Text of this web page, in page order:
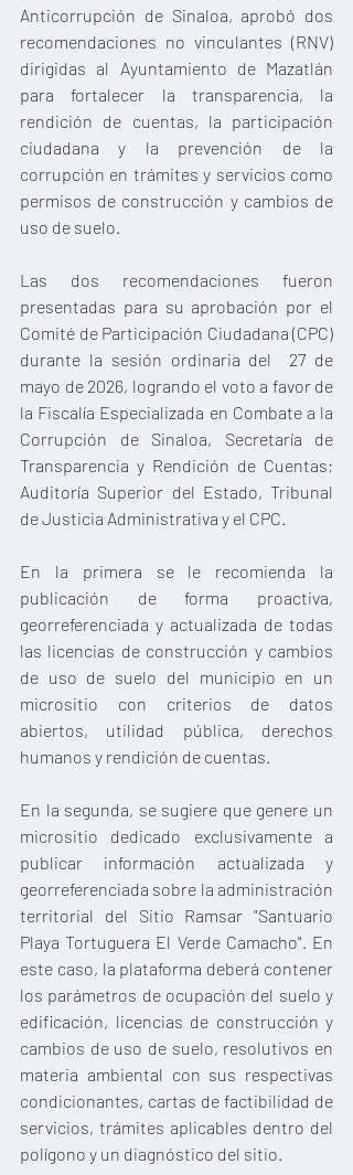
Anticorrupción de Sinaloa, aprobó dos
recomendaciones no vinculantes (RNV)
dirigidas al Ayuntamiento de Mazatlán
para fortalecer la transparencia, la
rendición de cuentas, la participación
ciudadana y la prevención de la
corrupción en trámites y servicios como
permisos de construcción y cambios de
uso de suelo.
Las dos recomendaciones fueron
presentadas para su aprobación por el
Comité de Participación Ciudadana (CPC)
durante la sesión ordinaria del  27 de
mayo de 2026, logrando el voto a favor de
la Fiscalía Especializada en Combate a la
Corrupción de Sinaloa, Secretaría de
Transparencia y Rendición de Cuentas;
Auditoría Superior del Estado, Tribunal
de Justicia Administrativa y el CPC.
En la primera se le recomienda la
publicación de forma proactiva,
georreferenciada y actualizada de todas
las licencias de construcción y cambios
de uso de suelo del municipio en un
micrositio con criterios de datos
abiertos, utilidad pública, derechos
humanos y rendición de cuentas.
En la segunda, se sugiere que genere un
micrositio dedicado exclusivamente a
publicar información actualizada y
georreferenciada sobre la administración
territorial del Sitio Ramsar "Santuario
Playa Tortuguera El Verde Camacho". En
este caso, la plataforma deberá contener
los parámetros de ocupación del suelo y
edificación, licencias de construcción y
cambios de uso de suelo, resolutivos en
materia ambiental con sus respectivas
condicionantes, cartas de factibilidad de
servicios, trámites aplicables dentro del
polígono y un diagnóstico del sitio.